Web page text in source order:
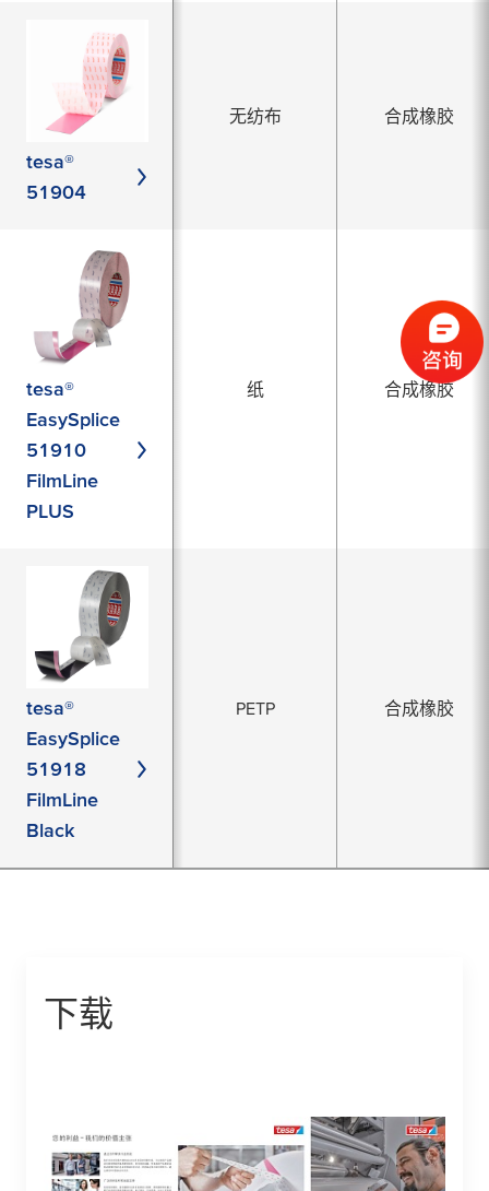
tesa®
51904
无纺布 合成橡胶
tesa®
EasySplice
51910
FilmLine
PLUS
纸 合成橡胶
tesa®
EasySplice
51918
FilmLine
Black
PETP 合成橡胶
下载